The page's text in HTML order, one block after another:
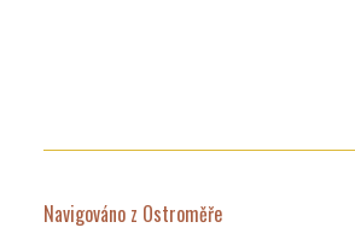
Navigováno z Ostroměře